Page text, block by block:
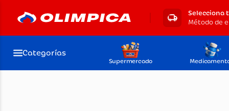
Selecciona
Método de
Categorías
Supermercado